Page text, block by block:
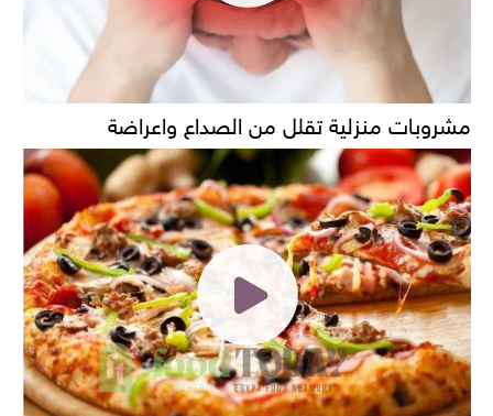
مشروبات منزلية تقلل من الصداع واعراضة